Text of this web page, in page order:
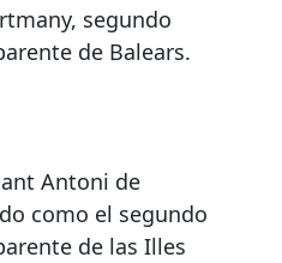
segundo
de Balears.
Antoni de
como el segundo
de las Illes